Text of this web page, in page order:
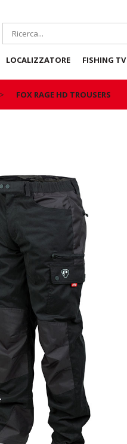
LOCALIZZATORE FISHING TV
FOX RAGE HD TROUSERS